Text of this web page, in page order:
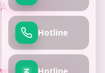
HOÀN TIỀN
by In Tem Phụ
Hotline